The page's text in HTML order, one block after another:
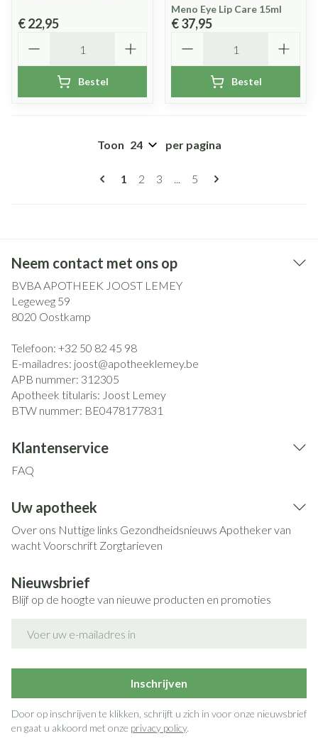
€ 22,95
Bestel
Meno Eye Lip Care 15ml
€ 37,95
Bestel
Pagina's
U lees momenteel pagina
1 Pagina
2 Pagina
3 ... Pagina
5
Toon per pagina
Neem contact met ons op
BVBA APOTHEEK JOOST LEMEY
Legeweg 59
8020 Oostkamp
Telefoon: +32 50 82 45 98
E-mailadres: joost@apotheeklemey.be
APB nummer: 312305
Apotheek titularis: Joost Lemey
BTW nummer: BE0478177831
Klantenservice
FAQ
Uw apotheek
Over ons Nuttige links Gezondheidsnieuws Apotheker van
wachtVoorschrift Zorgtarieven
Nieuwsbrief
Blijf op de hoogte van nieuwe producten en promoties
Inschrijven
Door op inschrijven te klikken, schrijft u zich in voor onze nieuwsbrief
en gaat u akkoord met onze privacy policy.